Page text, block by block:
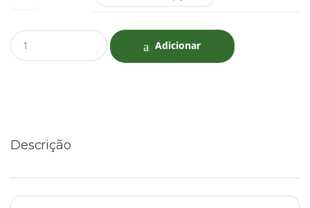
Q
u
Adicionar
Descrição